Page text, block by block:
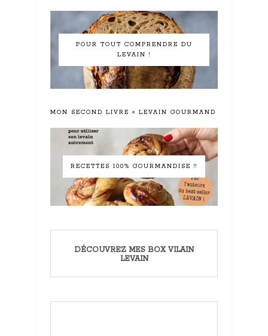
POUR TOUT COMPRENDRE DU
LEVAIN !
MON SECOND LIVRE « LEVAIN GOURMAND »
RECETTES 100% GOURMANDISE !!
DÉCOUVREZ MES BOX VILAIN
LEVAIN